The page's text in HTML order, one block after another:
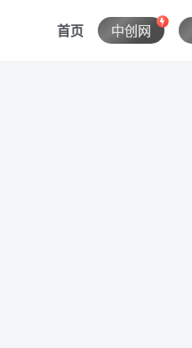
首页 中创网